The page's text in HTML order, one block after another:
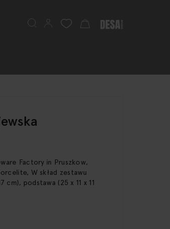
My Cart
Search
Factory in Pruszkow,
W skład zestawu
cm), podstawa (25 x 11 x 11